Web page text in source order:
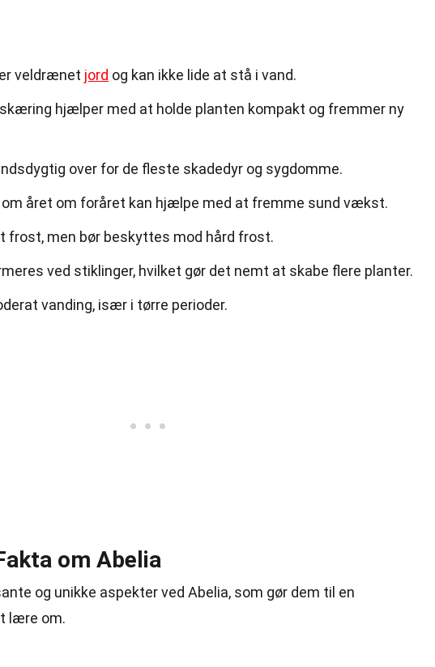
veldrænet jord og kan ikke lide at stå i vand.
hjælper med at holde planten kompakt og fremmer ny
over for de fleste skadedyr og sygdomme.
om året om foråret kan hjælpe med at fremme sund vækst.
frost, men bør beskyttes mod hård frost.
ved stiklinger, hvilket gør det nemt at skabe flere planter.
vanding, især i tørre perioder.
om Abelia
og unikke aspekter ved Abelia, som gør dem til en
lære om.